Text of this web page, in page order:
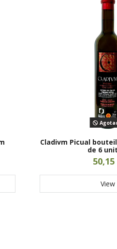
Cladivm Picual
de 6
View